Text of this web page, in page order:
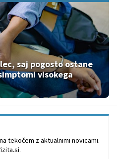
saj pogosto ostane
visokega
tekočem z aktualnimi novicami.